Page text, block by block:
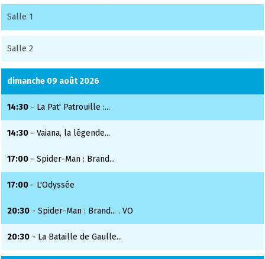
Salle 1
Salle 2
dimanche 09 août 2026
14:30 - La Pat' Patrouille :...
14:30 - Vaiana, la légende...
17:00 - Spider-Man : Brand...
17:00 - L'Odyssée
20:30 - Spider-Man : Brand... . VO
20:30 - La Bataille de Gaulle...